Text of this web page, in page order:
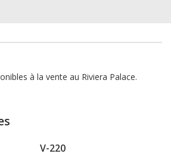
à la vente au Riviera Palace.
V-220